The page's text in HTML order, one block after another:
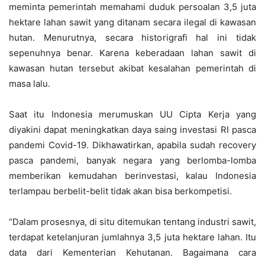
meminta pemerintah memahami duduk persoalan 3,5 juta
hektare lahan sawit yang ditanam secara ilegal di kawasan
hutan. Menurutnya, secara historigrafi hal ini tidak
sepenuhnya benar. Karena keberadaan lahan sawit di
kawasan hutan tersebut akibat kesalahan pemerintah di
masa lalu.
Saat itu Indonesia merumuskan UU Cipta Kerja yang
diyakini dapat meningkatkan daya saing investasi RI pasca
pandemi Covid-19. Dikhawatirkan, apabila sudah recovery
pasca pandemi, banyak negara yang berlomba-lomba
memberikan kemudahan berinvestasi, kalau Indonesia
terlampau berbelit-belit tidak akan bisa berkompetisi.
“Dalam prosesnya, di situ ditemukan tentang industri sawit,
terdapat ketelanjuran jumlahnya 3,5 juta hektare lahan. Itu
data dari Kementerian Kehutanan. Bagaimana cara